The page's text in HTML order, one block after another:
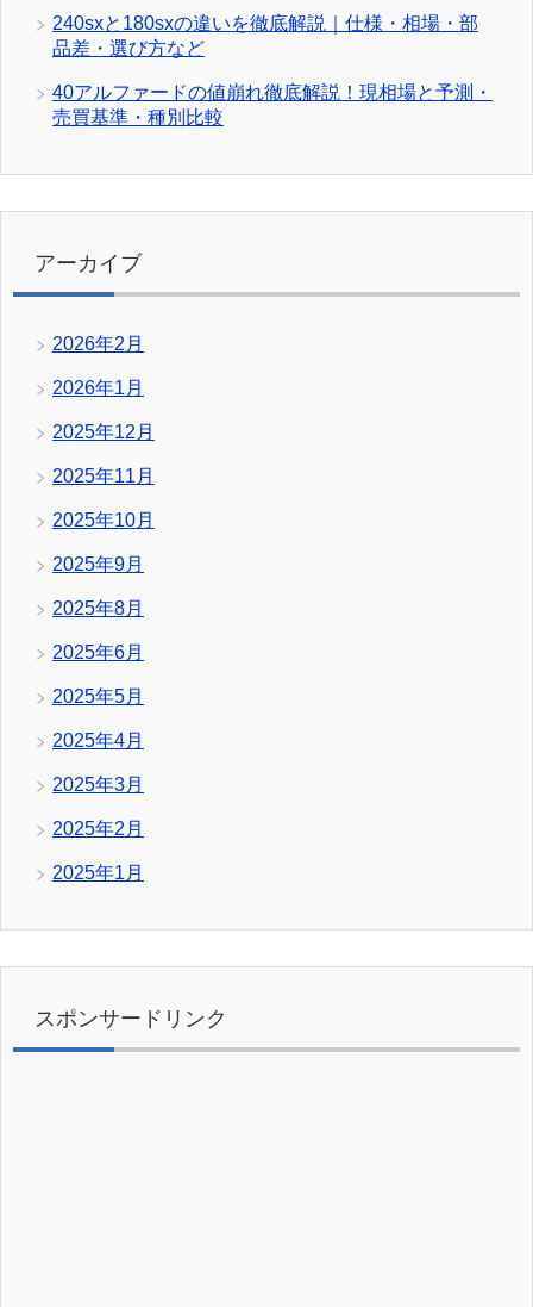
240sxと180sxの違いを徹底解説｜仕様・相場・部
品差・選び方など
40アルファードの値崩れ徹底解説！現相場と予測・
売買基準・種別比較
アーカイブ
2026年2月
2026年1月
2025年12月
2025年11月
2025年10月
2025年9月
2025年8月
2025年6月
2025年5月
2025年4月
2025年3月
2025年2月
2025年1月
スポンサードリンク